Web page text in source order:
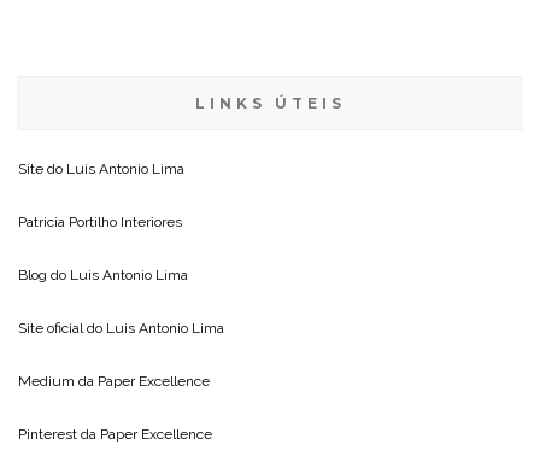
LINKS ÚTEIS
Site do Luis Antonio Lima
Patricia Portilho Interiores
Blog do Luis Antonio Lima
Site oficial do Luis Antonio Lima
Medium da Paper Excellence
Pinterest da Paper Excellence